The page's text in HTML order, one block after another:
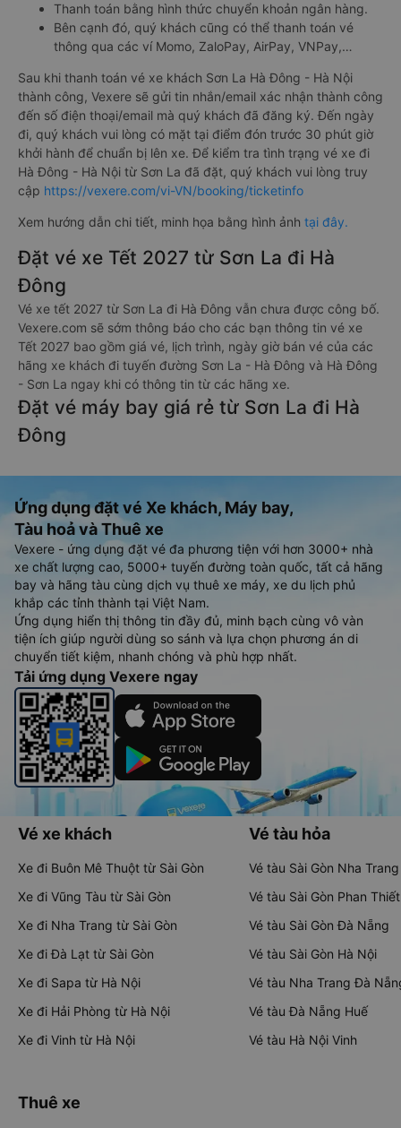
Thanh toán bằng hình thức chuyển khoản ngân hàng.
Bên cạnh đó, quý khách cũng có thể thanh toán vé
thông qua các ví Momo, ZaloPay, AirPay, VNPay,…
Sau khi thanh toán vé xe khách Sơn La Hà Đông - Hà Nội
thành công, Vexere sẽ gửi tin nhắn/email xác nhận thành công
đến số điện thoại/email mà quý khách đã đăng ký. Đến ngày
đi, quý khách vui lòng có mặt tại điểm đón trước 30 phút giờ
khởi hành để chuẩn bị lên xe. Để kiểm tra tình trạng vé xe đi
Hà Đông - Hà Nội từ Sơn La đã đặt, quý khách vui lòng truy
cập https://vexere.com/vi-VN/booking/ticketinfo
Xem hướng dẫn chi tiết, minh họa bằng hình ảnh tại đây.
Đặt vé xe Tết 2027 từ Sơn La đi Hà
Đông
Vé xe tết 2027 từ Sơn La đi Hà Đông vẫn chưa được công bố.
Vexere.com sẽ sớm thông báo cho các bạn thông tin vé xe
Tết 2027 bao gồm giá vé, lịch trình, ngày giờ bán vé của các
hãng xe khách đi tuyến đường Sơn La - Hà Đông và Hà Đông
- Sơn La ngay khi có thông tin từ các hãng xe.
Đặt vé máy bay giá rẻ từ Sơn La đi Hà
Đông
Ứng dụng đặt vé Xe khách, Máy bay,
Tàu hoả và Thuê xe
Vexere - ứng dụng đặt vé đa phương tiện với hơn 3000+ nhà
xe chất lượng cao, 5000+ tuyến đường toàn quốc, tất cả hãng
bay và hãng tàu cùng dịch vụ thuê xe máy, xe du lịch phủ
khắp các tỉnh thành tại Việt Nam.
Ứng dụng hiển thị thông tin đầy đủ, minh bạch cùng vô vàn
tiện ích giúp người dùng so sánh và lựa chọn phương án di
chuyển tiết kiệm, nhanh chóng và phù hợp nhất.
Tải ứng dụng Vexere ngay
Vé xe khách
Xe đi Buôn Mê Thuột từ Sài Gòn
Xe đi Vũng Tàu từ Sài Gòn
Xe đi Nha Trang từ Sài Gòn
Xe đi Đà Lạt từ Sài Gòn
Xe đi Sapa từ Hà Nội
Xe đi Hải Phòng từ Hà Nội
Xe đi Vinh từ Hà Nội
Vé tàu hỏa
Vé tàu Sài Gòn Nha Trang
Vé tàu Sài Gòn Phan Thiết
Vé tàu Sài Gòn Đà Nẵng
Vé tàu Sài Gòn Hà Nội
Vé tàu Nha Trang Đà
Vé tàu Đà Nẵng Huế
Vé tàu Hà Nội Vinh
Thuê xe